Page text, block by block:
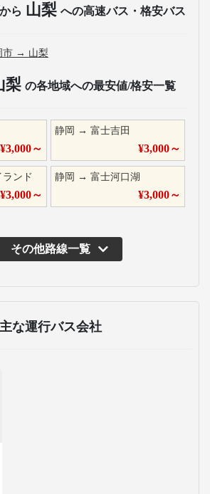
ら 山梨 への高速バス・格安バス
市 → 山梨
梨 の各地域への最安値/格安一覧
¥3,000～
静岡 →富士吉田
¥3,000～
ンド
¥3,000～
静岡 →富士河口湖
¥3,000～
その他路線一覧
主な運行バス会社